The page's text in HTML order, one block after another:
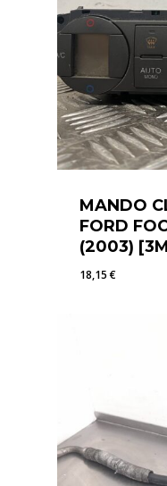
MANDO
FORD
(2003)
18,15€